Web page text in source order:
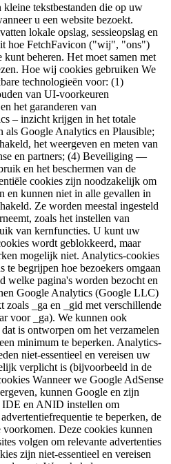
tekstbestanden die op uw
u een website bezoekt.
lokale opslag, sessieopslag en
hoe FetchFavicon ("wij", "ons")
beheren. Het moet samen met
Hoe wij cookies gebruiken We
technologieën voor: (1)
van UI-voorkeuren
het garanderen van
– inzicht krijgen in het totale
als Google Analytics en Plausible;
het weergeven en meten van
en partners; (4) Beveiliging —
en het beschermen van de
cookies zijn noodzakelijk om
en kunnen niet in alle gevallen in
Ze worden meestal ingesteld
zoals het instellen van
van kernfuncties. U kunt uw
wordt geblokkeerd, maar
mogelijk niet. Analytics-cookies
te begrijpen hoe bezoekers omgaan
welke pagina's worden bezocht en
Google Analytics (Google LLC)
zoals _ga en _gid met verschillende
voor _ga). We kunnen ook
is ontworpen om het verzamelen
minimum te beperken. Analytics-
niet-essentieel en vereisen uw
verplicht is (bijvoorbeeld in de
Wanneer we Google AdSense
kunnen Google en zijn
IDE en ANID instellen om
te beperken, de
voorkomen. Deze cookies kunnen
volgen om relevante advertenties
zijn niet-essentieel en vereisen